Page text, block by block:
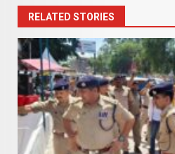
RELATED STORIES